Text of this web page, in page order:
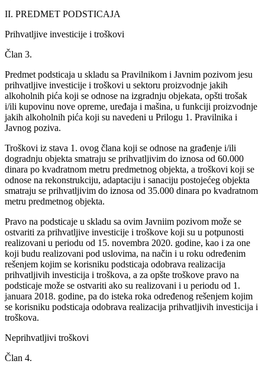
II. PREDMET PODSTICAJA
Prihvatljive investicije i troškovi
Član 3.
Predmet podsticaja u skladu sa Pravilnikom i Javnim pozivom jesu
prihvatljive investicije i troškovi u sektoru proizvodnje jakih
alkoholnih pića koji se odnose na izgradnju objekata, opšti trošak
i/ili kupovinu nove opreme, uređaja i mašina, u funkciji proizvodnje
jakih alkoholnih pića koji su navedeni u Prilogu 1. Pravilnika i
Javnog poziva.
Troškovi iz stava 1. ovog člana koji se odnose na građenje i/ili
dogradnju objekta smatraju se prihvatljivim do iznosa od 60.000
dinara po kvadratnom metru predmetnog objekta, a troškovi koji se
odnose na rekonstrukciju, adaptaciju i sanaciju postojećeg objekta
smatraju se prihvatljivim do iznosa od 35.000 dinara po kvadratnom
metru predmetnog objekta.
Pravo na podsticaje u skladu sa ovim Javniim pozivom može se
ostvariti za prihvatljive investicije i troškove koji su u potpunosti
realizovani u periodu od 15. novembra 2020. godine, kao i za one
koji budu realizovani pod uslovima, na način i u roku određenim
rešenjem kojim se korisniku podsticaja odobrava realizacija
prihvatljivih investicija i troškova, a za opšte troškove pravo na
podsticaje može se ostvariti ako su realizovani i u periodu od 1.
januara 2018. godine, pa do isteka roka određenog rešenjem kojim
se korisniku podsticaja odobrava realizacija prihvatljivih investicija i
troškova.
Neprihvatljivi troškovi
Član 4.